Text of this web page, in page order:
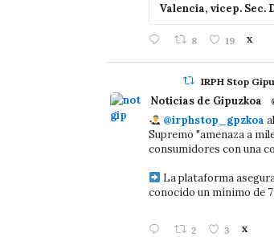
Valencia, vicep. Sec.
8 19 X
IRPH Stop
Noticias de Gipuzkoa
@irphstop_gpzkoa
Supremo "amenaza a
consumidores con una
La plataforma
conocido un mínimo de
2 3 X